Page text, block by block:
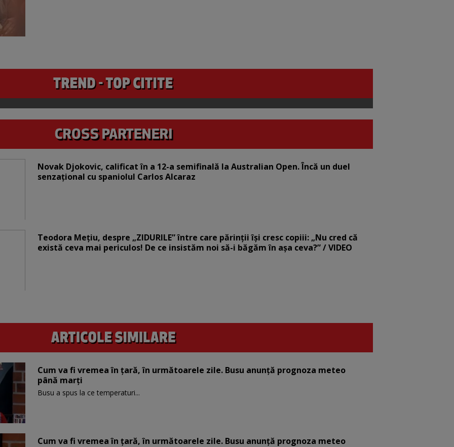
Novak Djokovic, calificat în a 12-a semifinală la Australian Open. Încă un duel
senzațional cu spaniolul Carlos Alcaraz
Teodora Mețiu, despre „ZIDURILE” între care părinții își cresc copiii: „Nu cred că
există ceva mai periculos! De ce insistăm noi să-i băgăm în așa ceva?” / VIDEO
Cum va fi vremea în țară, în următoarele zile. Busu anunță prognoza meteo
până marți
Busu a spus la ce temperaturi...
Cum va fi vremea în țară, în următoarele zile. Busu anunță prognoza meteo